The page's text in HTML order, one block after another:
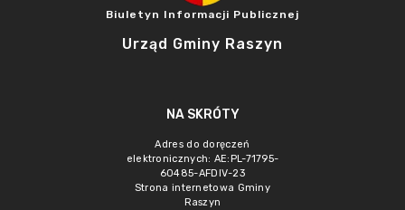
Biuletyn Informacji Publicznej
Urząd Gminy Raszyn
NA SKRÓTY
Adres do doręczeń
elektronicznych: AE:PL-71795-
60485-AFDIV-23
Strona internetowa Gminy
Raszyn